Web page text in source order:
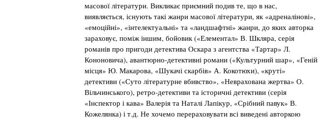
масової літератури. Викликає приємний подив те, що в нас,
виявляється, існують такі жанри масової літератури, як «адреналінові»,
«емоційні», «інтелектуальні» та «ландшафтні» жанри, до яких авторка
зараховує, поміж іншим, бойовик («Елементал» В. Шкляра, серія
романів про пригоди детектива Оскара з агентства «Тартар» Л.
Кононовича), авантюрно-детективні романи («Культурний шар», «Геній
місця» Ю. Макарова, «Шукачі скарбів» А. Кокотюхи), «круті»
детективи («Суто літературне вбивство», «Неврахована жертва» О.
Вільчинського), ретро-детективи та історичні детективи (серія
«Інспектор і кава» Валерія та Наталі Лапікур, «Срібний павук» В.
Кожелянка) і т.д. Не хочемо перераховувати всі виведені авторкою